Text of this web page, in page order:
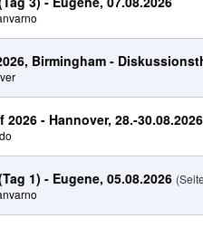
Birmingham -
2026 - Hannover, 28.-30.08.2026
1) - Eugene, 05.08.2026